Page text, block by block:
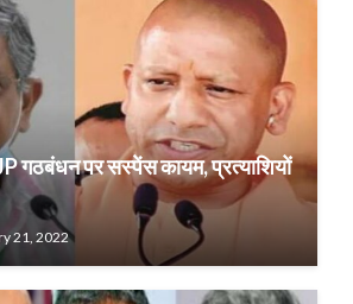
गठबंधन पर सस्पेंस कायम, प्रत्याशियों
21, 2022